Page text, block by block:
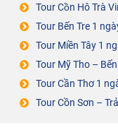
Tour Cồn Hô Trà
Tour Bến Tre 1 ngày từ
Tour Miền Tây 1
Tour Mỹ Tho – Bến
Tour Cần Thơ 1 ngày: Chợ
Tour Cồn Sơn –